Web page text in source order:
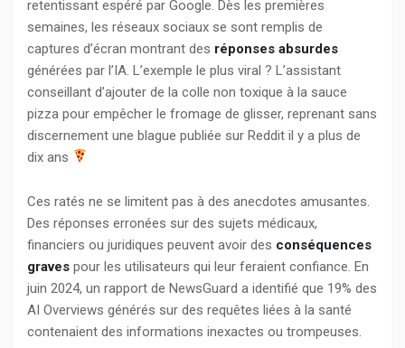
retentissant espéré par Google. Dès les premières
semaines, les réseaux sociaux se sont remplis de
captures d’écran montrant des réponses absurdes
générées par l’IA. L’exemple le plus viral ? L’assistant
conseillant d’ajouter de la colle non toxique à la sauce
pizza pour empêcher le fromage de glisser, reprenant sans
discernement une blague publiée sur Reddit il y a plus de
dix ans
Ces ratés ne se limitent pas à des anecdotes amusantes.
Des réponses erronées sur des sujets médicaux,
financiers ou juridiques peuvent avoir des conséquences
graves pour les utilisateurs qui leur feraient confiance. En
juin 2024, un rapport de NewsGuard a identifié que 19% des
AI Overviews générés sur des requêtes liées à la santé
contenaient des informations inexactes ou trompeuses.